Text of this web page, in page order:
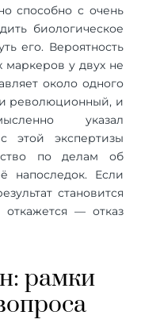
способно с очень
биологическое
его. Вероятность
маркеров у двух не
около одного
революционный, и
указал
этой экспертизы
по делам об
напоследок. Если
становится
откажется — отказ
рамки